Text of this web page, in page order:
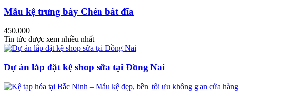
Mẫu kệ trưng bày Chén bát đĩa
450.000
Tin tức được xem nhiều nhất
Dự án lắp đặt kệ shop sữa tại Đồng Nai